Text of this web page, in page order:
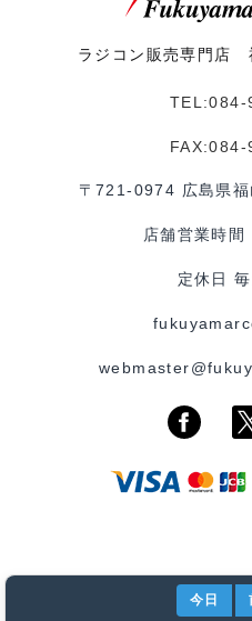
ラジコン販売専門店
TEL:084-
〒721-0974 広島県
店舗営業時
定休日
今日